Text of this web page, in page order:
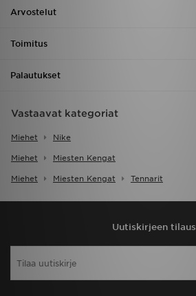
Arvostelut
Toimitus
Palautukset
Vastaavat kategoriat
Miehet Nike
Miehet Miesten Kengat
Miehet Miesten Kengat Tennarit
Uutiskirjeen tilaus